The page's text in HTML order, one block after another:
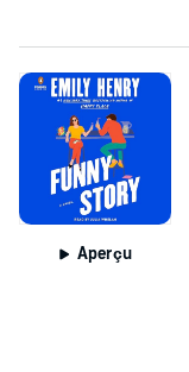
Aperçu